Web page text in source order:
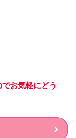
お気軽にどう